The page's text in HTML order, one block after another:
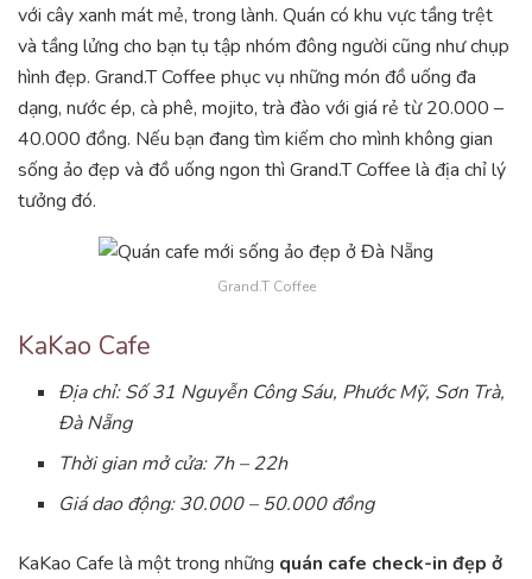
với cây xanh mát mẻ, trong lành. Quán có khu vực tầng trệt
và tầng lửng cho bạn tụ tập nhóm đông người cũng như chụp
hình đẹp. Grand.T Coffee phục vụ những món đồ uống đa
dạng, nước ép, cà phê, mojito, trà đào với giá rẻ từ 20.000 –
40.000 đồng. Nếu bạn đang tìm kiếm cho mình không gian
sống ảo đẹp và đồ uống ngon thì Grand.T Coffee là địa chỉ lý
tưởng đó.
Grand.T Coffee
KaKao Cafe
Địa chỉ: Số 31 Nguyễn Công Sáu, Phước Mỹ, Sơn Trà,
Đà Nẵng
Thời gian mở cửa: 7h – 22h
Giá dao động: 30.000 – 50.000 đồng
KaKao Cafe là một trong những quán cafe check-in đẹp ở